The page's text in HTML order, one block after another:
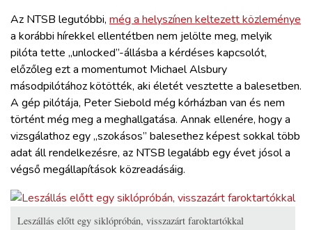
Az NTSB legutóbbi, még a helyszínen keltezett közleménye
a korábbi hírekkel ellentétben nem jelölte meg, melyik
pilóta tette „unlocked”-állásba a kérdéses kapcsolót,
előzőleg ezt a momentumot Michael Alsbury
másodpilótához kötötték, aki életét vesztette a balesetben.
A gép pilótája, Peter Siebold még kórházban van és nem
történt még meg a meghallgatása. Annak ellenére, hogy a
vizsgálathoz egy „szokásos” balesethez képest sokkal több
adat áll rendelkezésre, az NTSB legalább egy évet jósol a
végső megállapítások közreadásáig.
Leszállás előtt egy siklópróbán, visszazárt faroktartókkal